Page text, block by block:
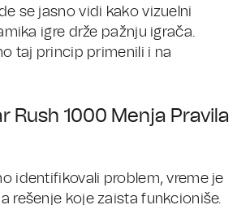
se jasno vidi kako vizuelni
igre drže pažnju igrača.
taj princip primenili i na
Rush 1000 Menja Pravila
identifikovali problem, vreme je
rešenje koje zaista funkcioniše.